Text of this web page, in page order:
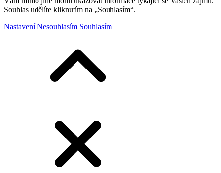
Souhlas udělíte kliknutím na „Souhlasím“.
Nastavení Nesouhlasím Souhlasím